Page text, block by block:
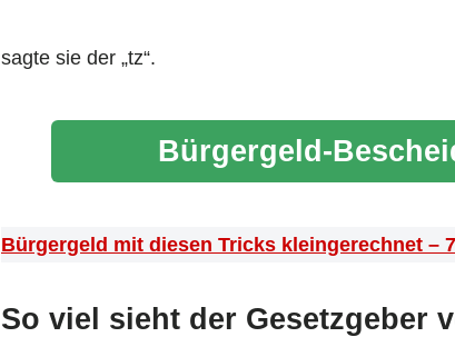
sagte sie der „tz“.
Bürgergeld-
Bürgergeld mit diesen Tricks kleingerechnet –
So viel sieht der Gesetzgeber